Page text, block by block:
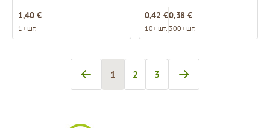
1,40 €
1+ шт.
0,42 €
10+ шт.
0,38 €
300+ шт.
Вы сейчас читаете страницу
1
Страница
2
Страница
3